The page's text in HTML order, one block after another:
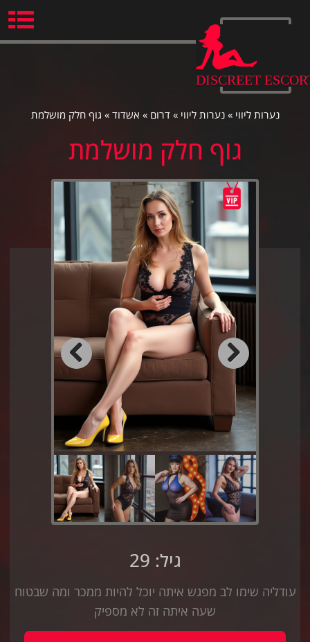
DISCREET
נערות ליווי »נערות ליווי »דרום » אשדוד » גוף חלק מושלמת
גוף חלק מושלמת
Previous
גיל: 29
עודליה שימו לב מפגש איתה יוכל להיות ממכר ומה שבטוח
שעה איתה זה לא מספיק